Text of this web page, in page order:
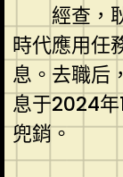
經查，
時代應用任
息。去職后
息于2024
兜銷。